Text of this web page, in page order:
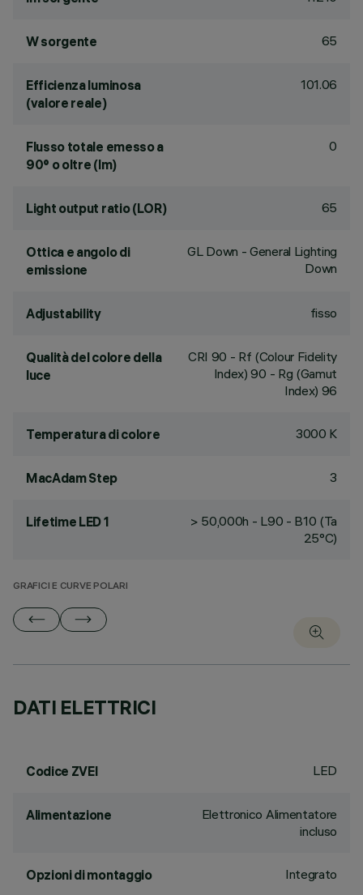
W sorgente 65
Efficienza luminosa
(valore reale)
101.06
Flusso totale emesso a
90° o oltre (lm)
0
Light output ratio (LOR) 65
Ottica e angolo di
emissione
GL Down - General Lighting
Down
Adjustability fisso
Qualità del colore della
luce
CRI 90 - Rf (Colour Fidelity
Index) 90 - Rg (Gamut
Index) 96
Temperatura di colore 3000 K
MacAdam Step 3
Lifetime LED 1
> 50,000h - L90 - B10 (Ta
25°C)
GRAFICI E CURVE POLARI
DATI ELETTRICI
Codice ZVEI LED
Alimentazione
Elettronico Alimentatore
incluso
Opzioni di montaggio Integrato